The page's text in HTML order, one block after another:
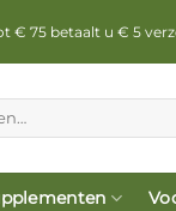
75 betaalt u € 5